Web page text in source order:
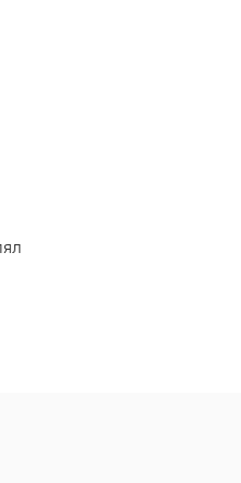
На фото